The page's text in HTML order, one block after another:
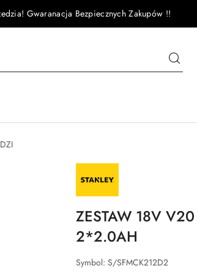
Gwaranacja Bezpiecznych Zakupów !!
NAZWA
PRODUCENTA:
STANLEY
ZESTAW 18V
2*2.0AH
Symbol: S/SFMCK212D2